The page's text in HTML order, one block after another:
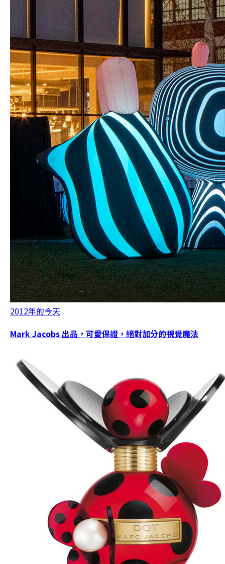
2012年的今天
Mark Jacobs 出品，可愛保證，絕對加分的視覺魔法